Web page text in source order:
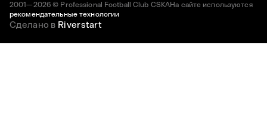
2001—2026 © Professional Football Club CSKAНа сайте используются
рекомендательные технологии
Сделано в Riverstart